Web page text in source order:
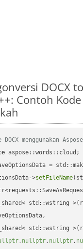
DOCX
Contoh
menggunakan
=
>setFileName
std::wstring
std::wstring
, nullptr, nullptr,